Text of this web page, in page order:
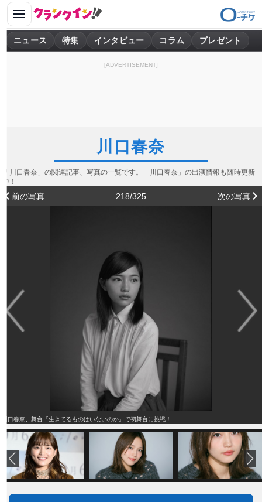
ニュース 特集 インタビュー コラム プレゼント
[ADVERTISEMENT]
川口春奈
「川口春奈」の関連記事、写真の一覧です。「川口春奈」の出演情報も随時更新
中！
前の写真 218/325 次の写真
川口春奈、舞台『生きてるものはいないのか』で初舞台に挑戦！